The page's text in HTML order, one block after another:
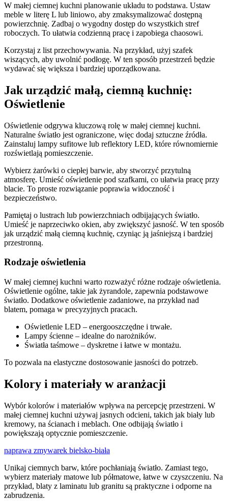
W małej ciemnej kuchni planowanie układu to podstawa. Ustaw
meble w literę L lub liniowo, aby zmaksymalizować dostępną
powierzchnię. Zadbaj o wygodny dostęp do wszystkich stref
roboczych. To ułatwia codzienną pracę i zapobiega chaosowi.
Korzystaj z list przechowywania. Na przykład, użyj szafek
wiszących, aby uwolnić podłogę. W ten sposób przestrzeń będzie
wydawać się większa i bardziej uporządkowana.
Jak urządzić małą, ciemną kuchnię:
Oświetlenie
Oświetlenie odgrywa kluczową rolę w małej ciemnej kuchni.
Naturalne światło jest ograniczone, więc dodaj sztuczne źródła.
Zainstaluj lampy sufitowe lub reflektory LED, które równomiernie
rozświetlają pomieszczenie.
Wybierz żarówki o ciepłej barwie, aby stworzyć przytulną
atmosferę. Umieść oświetlenie pod szafkami, co ułatwia pracę przy
blacie. To proste rozwiązanie poprawia widoczność i
bezpieczeństwo.
Pamiętaj o lustrach lub powierzchniach odbijających światło.
Umieść je naprzeciwko okien, aby zwiększyć jasność. W ten sposób
jak urządzić małą ciemną kuchnię, czyniąc ją jaśniejszą i bardziej
przestronną.
Rodzaje oświetlenia
W małej ciemnej kuchni warto rozważyć różne rodzaje oświetlenia.
Oświetlenie ogólne, takie jak żyrandole, zapewnia podstawowe
światło. Dodatkowe oświetlenie zadaniowe, na przykład nad
blatem, pomaga w precyzyjnych pracach.
Oświetlenie LED – energooszczędne i trwałe.
Lampy ścienne – idealne do narożników.
Światła taśmowe – dyskretne i łatwe w montażu.
To pozwala na elastyczne dostosowanie jasności do potrzeb.
Kolory i materiały w aranżacji
Wybór kolorów i materiałów wpływa na percepcję przestrzeni. W
małej ciemnej kuchni używaj jasnych odcieni, takich jak biały lub
kremowy, na ścianach i meblach. One odbijają światło i
powiększają optycznie pomieszczenie.
naprawa zmywarek bielsko-biała
Unikaj ciemnych barw, które pochłaniają światło. Zamiast tego,
wybierz materiały matowe lub półmatowe, łatwe w czyszczeniu. Na
przykład, blaty z laminatu lub granitu są praktyczne i odporne na
zabrudzenia.